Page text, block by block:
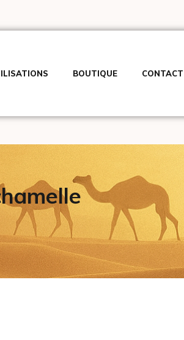
BOUTIQUE CONTACT